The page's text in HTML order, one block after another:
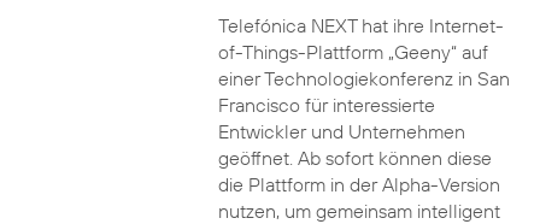
Telefónica NEXT hat ihre Internet-
of-Things-Plattform „Geeny“ auf
einer Technologiekonferenz in San
Francisco für interessierte
Entwickler und Unternehmen
geöffnet. Ab sofort können diese
die Plattform in der Alpha-Version
nutzen, um gemeinsam intelligent